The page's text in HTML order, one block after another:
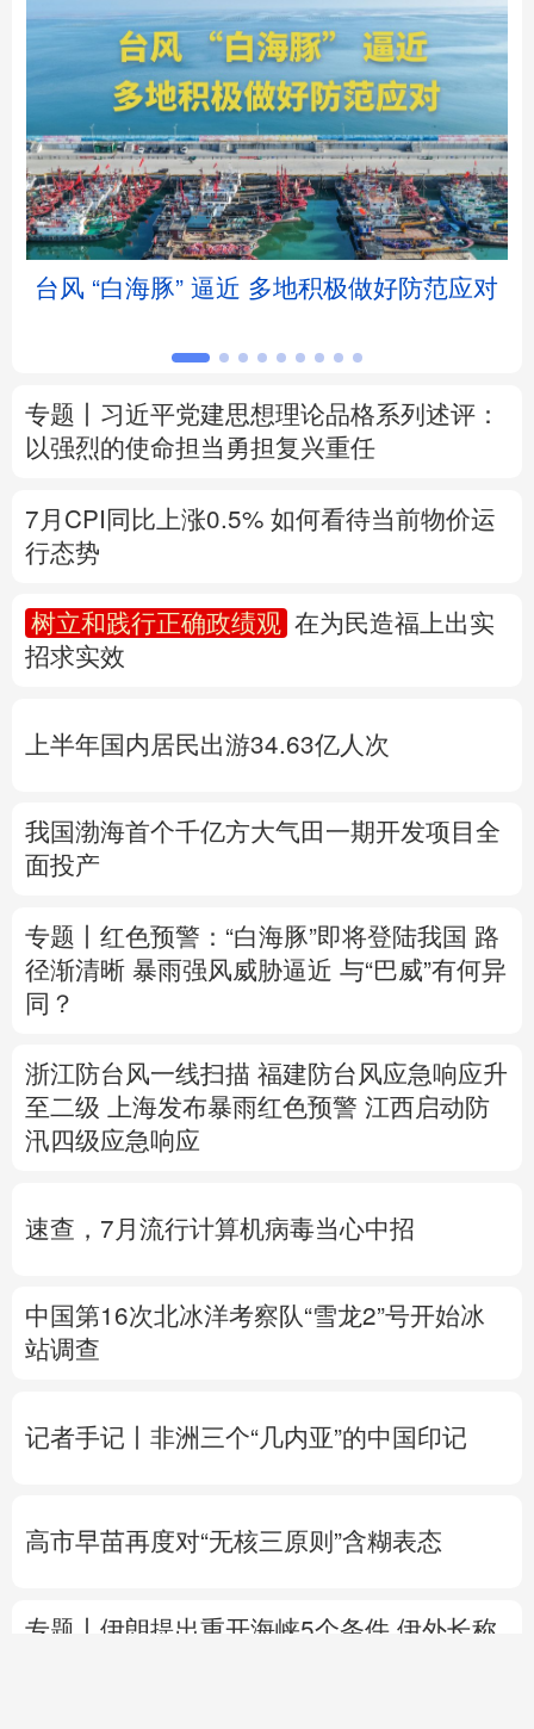
文化产业
北京 天津 河北 山西
辽宁 吉林 上海 江苏
浙江 安徽 福建 江西
河南 湖北
广东 广西 海南 重庆
陕西
新疆 内蒙古
Русский язык 日本語 한국어
台风 “白海豚” 逼近 多地积极做好防范应对
专题丨 习近平党建思想理论品格系列述评：
以强烈的使命担当勇担复兴重任
7月CPI同比上涨0.5% 如何看待当前物价运
行态势
树立和践行正确政绩观
在为民造福上出实
招求实效
上半年国内居民出游34.63亿人次
我国渤海首个千亿方大气田一期开发项目全
面投产
专题丨 红色预警：“白海豚”即将登陆我国 路
径渐清晰 暴雨强风威胁逼近 与“巴威”有何异
同？
浙江防台风一线扫描 福建防台风应急响应升
至二级
上海发布暴雨红色预警 江西启动防
汛四级应急响应
速查，7月流行计算机病毒当心中招
中国第16次北冰洋考察队“雪龙2”号开始冰
站调查
记者手记丨非洲三个“几内亚”的中国印记
高市早苗再度对“无核三原则”含糊表态
专题丨 伊朗提出重开海峡5个条件 伊外长称